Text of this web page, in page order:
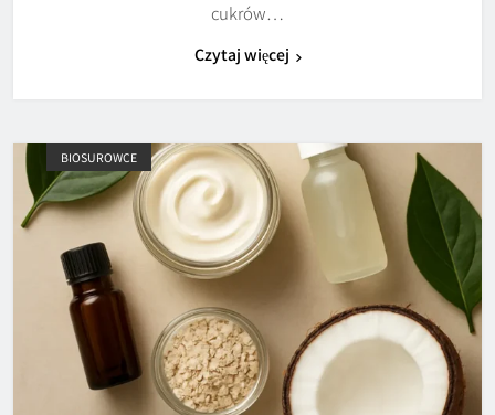
cukrów…
Czytaj więcej
BIOSUROWCE